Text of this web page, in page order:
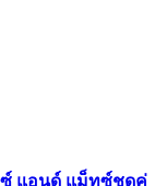
กซ์ แอนด์ แม็ทซ์ชุดคู่